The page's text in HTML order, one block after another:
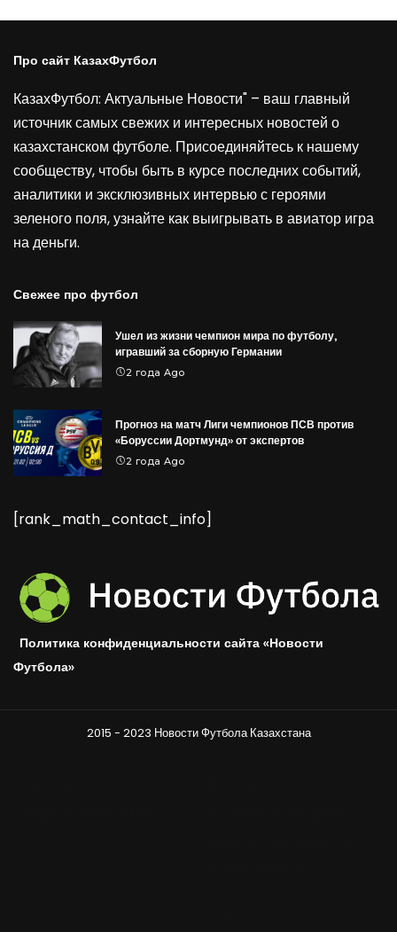
Про сайт КазахФутбол
КазахФутбол: Актуальные Новости" – ваш главный
источник самых свежих и интересных новостей о
казахстанском футболе. Присоединяйтесь к нашему
сообществу, чтобы быть в курсе последних событий,
аналитики и эксклюзивных интервью с героями
зеленого поля, узнайте как выигрывать в авиатор игра
на деньги.
Свежее про футбол
Ушел из жизни чемпион мира по футболу,
игравший за сборную Германии
2 года Ago
Прогноз на матч Лиги чемпионов ПСВ против
«Боруссии Дортмунд» от экспертов
2 года Ago
[rank_math_contact_info]
Политика конфиденциальности сайта «Новости
Футбола»
2015 - 2023 Новости Футбола Казахстана